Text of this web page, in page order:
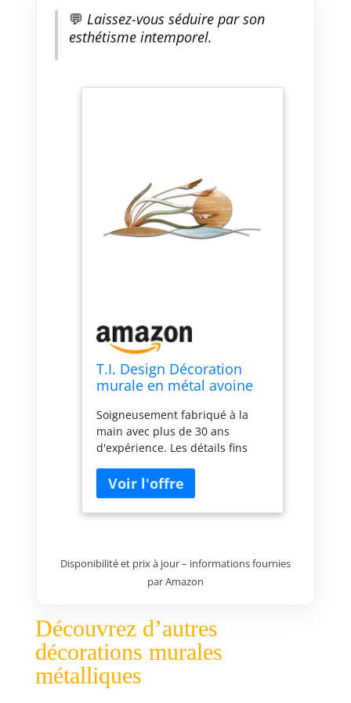
💬 Laissez-vous séduire par son
esthétisme intemporel.
T.I. Design Décoration
murale en métal avoine
Soigneusement fabriqué à la
main avec plus de 30 ans
d'expérience. Les détails fins
rapport à la photo, car c'est le
charme et le caractère des
produits faits à la main.
pour leur qualité et leur
durabilité. Chaque pièce est
l'expédition. Matériau léger qui
s'accroche facilement aux
boucles / supports à l'arrière. Se
fixe solidement au mur à l'aide
Disponibilité et prix à jour – informations fournies
par Amazon
Découvrez d’autres
décorations murales
métalliques